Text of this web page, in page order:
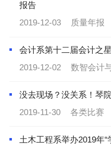
报告
2019-12-03
质量年报
会计系第十二届会计之
2019-12-02
数智会计
没去现场？没关系！琴
2019-11-30
各类比赛
土木工程系举办2019年